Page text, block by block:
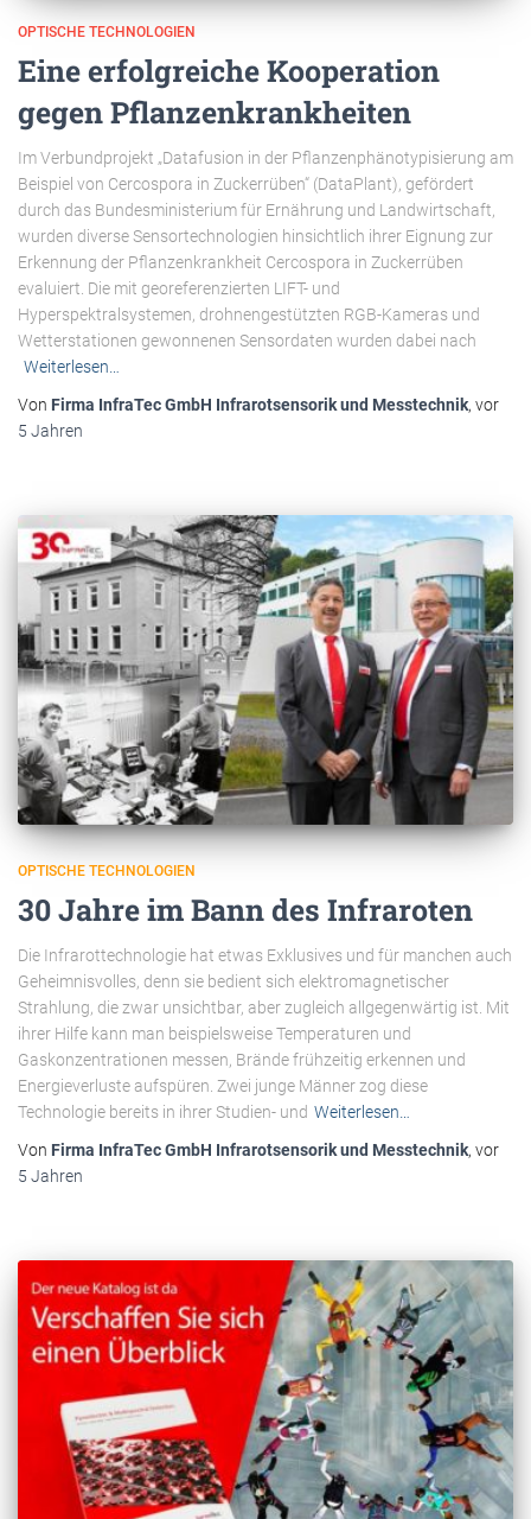
OPTISCHE TECHNOLOGIEN
Eine erfolgreiche Kooperation
gegen Pflanzenkrankheiten
Im Verbundprojekt „Datafusion in der Pflanzenphänotypisierung am
Beispiel von Cercospora in Zuckerrüben“ (DataPlant), gefördert
durch das Bundesministerium für Ernährung und Landwirtschaft,
wurden diverse Sensortechnologien hinsichtlich ihrer Eignung zur
Erkennung der Pflanzenkrankheit Cercospora in Zuckerrüben
evaluiert. Die mit georeferenzierten LIFT- und
Hyperspektralsystemen, drohnengestützten RGB-Kameras und
Wetterstationen gewonnenen Sensordaten wurden dabei nach
Weiterlesen…
Von Firma InfraTec GmbH Infrarotsensorik und Messtechnik, vor
5 Jahren
OPTISCHE TECHNOLOGIEN
30 Jahre im Bann des Infraroten
Die Infrarottechnologie hat etwas Exklusives und für manchen auch
Geheimnisvolles, denn sie bedient sich elektromagnetischer
Strahlung, die zwar unsichtbar, aber zugleich allgegenwärtig ist. Mit
ihrer Hilfe kann man beispielsweise Temperaturen und
Gaskonzentrationen messen, Brände frühzeitig erkennen und
Energieverluste aufspüren. Zwei junge Männer zog diese
Technologie bereits in ihrer Studien- und Weiterlesen…
Von Firma InfraTec GmbH Infrarotsensorik und Messtechnik, vor
5 Jahren